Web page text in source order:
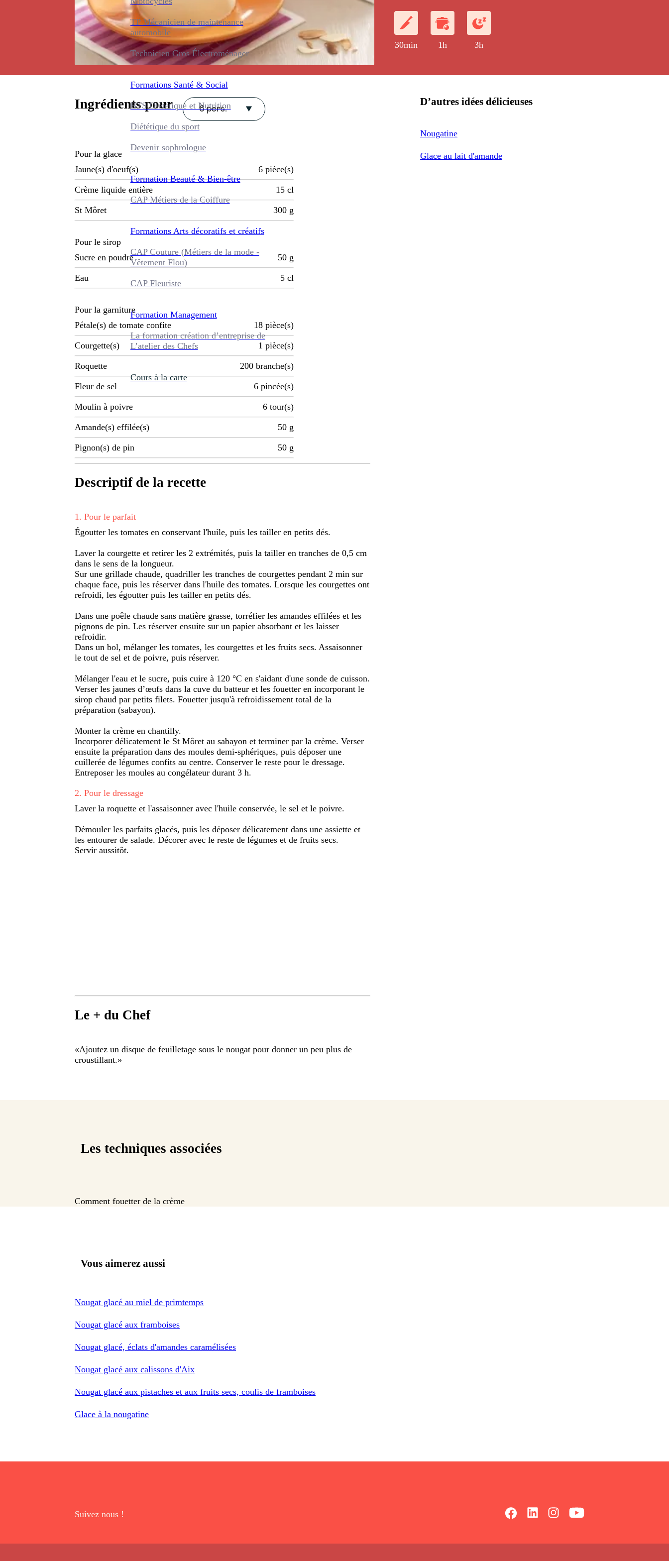
TP Mécanicien de maintenance
automobile
Technicien Gros Électroménager
Formations Santé & Social
BTS Diététique et Nutrition
Diététique du sport
Devenir sophrologue
Formation Beauté & Bien-être
CAP Métiers de la Coiffure
Formations Arts décoratifs et créatifs
CAP Couture (Métiers de la mode -
Vêtement Flou)
CAP Fleuriste
Formation Management
La formation création d’entreprise de
L’atelier des Chefs
Cours à la carte
30min 1h 3h
Ingrédients pour 6 pers.
Pour la glace
Jaune(s) d'oeuf(s)
6 pièce(s)
Crème liquide entière 15 cl
St Môret 300 g
Pour le sirop
Sucre en poudre
50 g
Eau 5 cl
Pour la garniture
Pétale(s) de tomate confite
18 pièce(s)
Courgette(s) 1 pièce(s)
Roquette 200 branche(s)
Fleur de sel 6 pincée(s)
Moulin à poivre 6 tour(s)
Amande(s) effilée(s) 50 g
Pignon(s) de pin 50 g
Descriptif de la recette
1 . Pour le parfait
Égoutter les tomates en conservant l'huile, puis les tailler en petits dés.
Laver la courgette et retirer les 2 extrémités, puis la tailler en tranches de 0,5 cm
dans le sens de la longueur.
Sur une grillade chaude, quadriller les tranches de courgettes pendant 2 min sur
chaque face, puis les réserver dans l'huile des tomates. Lorsque les courgettes ont
refroidi, les égoutter puis les tailler en petits dés.
Dans une poêle chaude sans matière grasse, torréfier les amandes effilées et les
pignons de pin. Les réserver ensuite sur un papier absorbant et les laisser
refroidir.
Dans un bol, mélanger les tomates, les courgettes et les fruits secs. Assaisonner
le tout de sel et de poivre, puis réserver.
Mélanger l'eau et le sucre, puis cuire à 120 °C en s'aidant d'une sonde de cuisson.
Verser les jaunes d’œufs dans la cuve du batteur et les fouetter en incorporant le
sirop chaud par petits filets. Fouetter jusqu'à refroidissement total de la
préparation (sabayon).
Monter la crème en chantilly.
Incorporer délicatement le St Môret au sabayon et terminer par la crème. Verser
ensuite la préparation dans des moules demi-sphériques, puis déposer une
cuillerée de légumes confits au centre. Conserver le reste pour le dressage.
Entreposer les moules au congélateur durant 3 h.
2. Pour le dressage
Laver la roquette et l'assaisonner avec l'huile conservée, le sel et le poivre.
Démouler les parfaits glacés, puis les déposer délicatement dans une assiette et
les entourer de salade. Décorer avec le reste de légumes et de fruits secs.
Servir aussitôt.
Le + du Chef
«Ajoutez un disque de feuilletage sous le nougat pour donner un peu plus de
croustillant.»
D’autres idées délicieuses
Nougatine
Glace au lait d'amande
Les techniques associées
Comment fouetter de la crème
Vous aimerez aussi
Nougat glacé au miel de primtemps
Nougat glacé aux framboises
Nougat glacé, éclats d'amandes caramélisées
Nougat glacé aux calissons d'Aix
Nougat glacé aux pistaches et aux fruits secs, coulis de framboises
Glace à la nougatine
Suivez nous !